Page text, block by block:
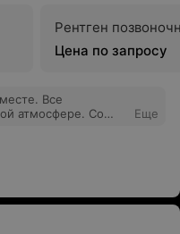
Рентген
Цена по запросу
Все
атмосфере. Со
Еще